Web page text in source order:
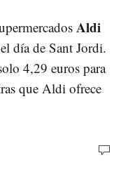
Aldi
día de Sant Jordi.
4,29 euros para
que Aldi ofrece